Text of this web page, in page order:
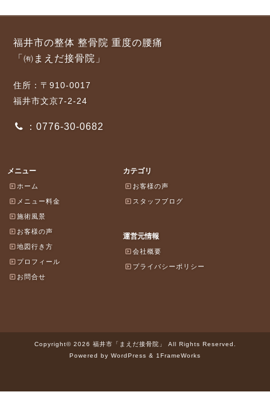
福井市の整体 整骨院 重度の腰痛
「㈲まえだ接骨院」
住所：〒910-0017
福井市文京7-2-24
：0776-30-0682
メニュー
ホーム
メニュー料金
施術風景
お客様の声
地図行き方
プロフィール
お問合せ
カテゴリ
お客様の声
スタッフブログ
運営元情報
会社概要
プライバシーポリシー
Copyright© 2026 福井市「まえだ接骨院」 All Rights Reserved.
Powered by WordPress & 1FrameWorks